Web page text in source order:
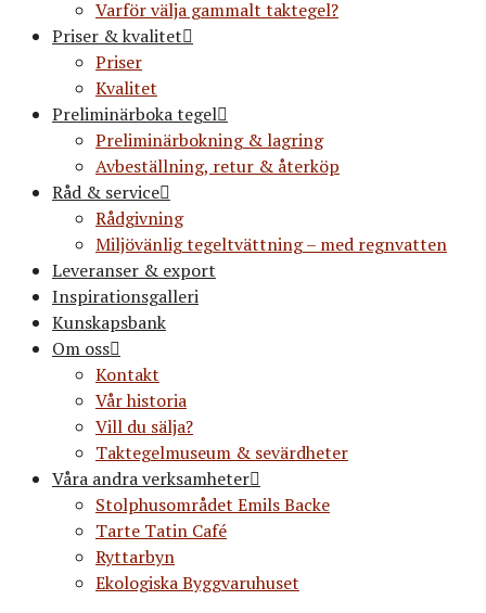
Varför välja gammalt taktegel?
Priser & kvalitet
Priser
Kvalitet
Preliminärboka tegel
Preliminärbokning & lagring
Avbeställning, retur & återköp
Råd & service
Rådgivning
Miljövänlig tegeltvättning – med regnvatten
Leveranser & export
Inspirationsgalleri
Kunskapsbank
Om oss
Kontakt
Vår historia
Vill du sälja?
Taktegelmuseum & sevärdheter
Våra andra verksamheter
Stolphusområdet Emils Backe
Tarte Tatin Café
Ryttarbyn
Ekologiska Byggvaruhuset